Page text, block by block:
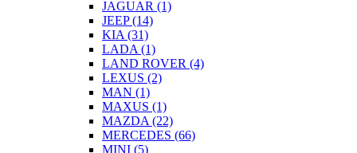
JAGUAR (1)
JEEP(14)
KIA (31)
LADA (1)
LAND ROVER (4)
LEXUS (2)
MAN (1)
MAXUS (1)
MAZDA (22)
MERCEDES (66)
MINI (5)